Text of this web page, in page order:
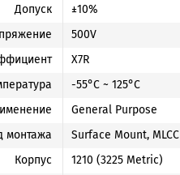
Допуск
±10%
500V
X7R
-55°C ~ 125°C
General Purpose
монтажа
Surface Mount, MLCC
Корпус
1210 (3225 Metric)